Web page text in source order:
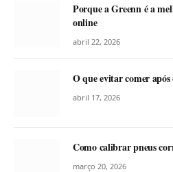
Porque a Greenn é a
online
abril 22, 2026
O que evitar comer
abril 17, 2026
Como calibrar pneus
março 20, 2026